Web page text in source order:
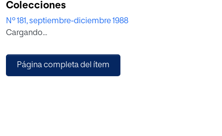
desequilibrada real hacia una educación solo en Ciencias
de la Educación. Finalmente, recordamos que, sin
embargo, debido a la singularidad de la tarea educativa, la
integración de otros conocimientos acerca de la
educación: por ejemplo, el «artesanal», el «phronicus», y el
Colecciones
Nº 181, septiembre-diciembre 1988
Cargando...
Página completa del ítem